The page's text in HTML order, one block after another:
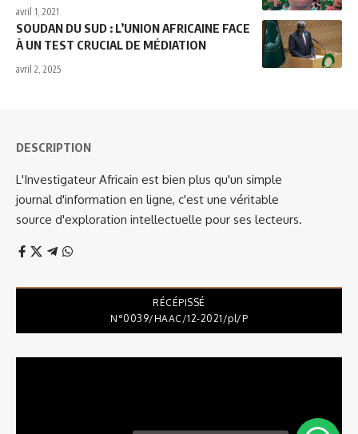
avril 1, 2021
SOUDAN DU SUD : L’UNION AFRICAINE FACE
À UN TEST CRUCIAL DE MÉDIATION
avril 2, 2025
DESCRIPTION
L'Investigateur Africain est bien plus qu'un simple
journal d'information en ligne, c'est une véritable
source d'exploration intellectuelle pour ses lecteurs.
RÉCÉPISSÉ
N°0039/HAAC/12-2021/pl/P